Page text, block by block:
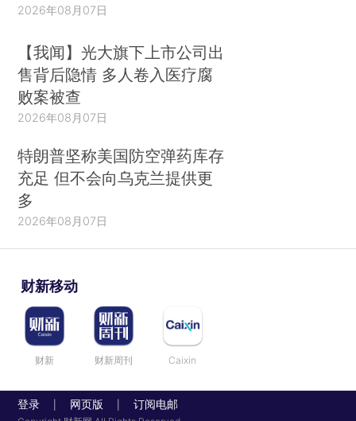
2026年08月07日
【我闻】光大旗下上市公司出
售背后隐情 多人卷入医疗腐
败案被查
2026年08月07日
特朗普坚称美国防空弹药库存
充足 但不会向乌克兰提供更
多
2026年08月07日
财新移动
财新 财新周刊 Caixin
登录 网页版 订阅电邮